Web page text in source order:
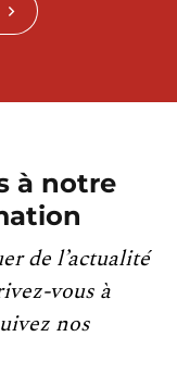
à notre
de l’actualité
vous à
nos